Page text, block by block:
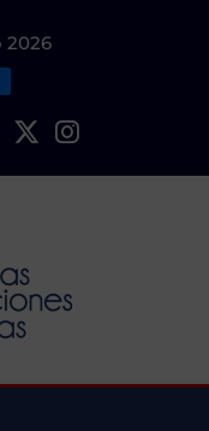
2026